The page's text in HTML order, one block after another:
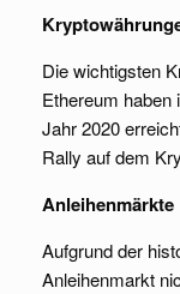
Die wichtigsten
Ethereum haben
Jahr 2020
Rally auf dem
Anleihenmärkte
Aufgrund der
Anleihenmarkt